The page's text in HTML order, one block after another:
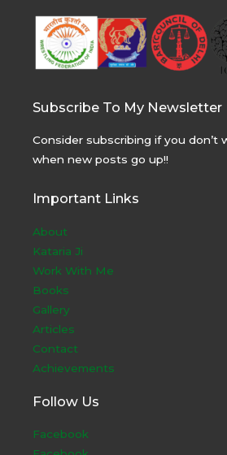
Subscribe To My Newsletter
Consider subscribing if you don’t
when new posts go up!!
Important Links
About
Kataria Ji
Work With Me
Books
Gallery
Articles
Contact
Achievements
Follow Us
Facebook